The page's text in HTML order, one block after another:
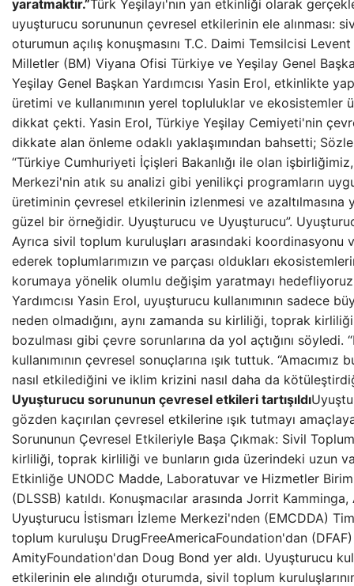
yaratmaktır.”Türk Yeşilayı'nın yan etkinliği olarak
uyuşturucu sorununun çevresel etkilerinin ele alınması:
oturumun açılış konuşmasını T.C. Daimi Temsilcisi
Milletler (BM) Viyana Ofisi Türkiye ve Yeşilay Genel
Yeşilay Genel Başkan Yardımcısı Yasin Erol, etkinlikte
üretimi ve kullanımının yerel topluluklar ve ekosistemler
dikkat çekti. Yasin Erol, Türkiye Yeşilay Cemiyeti'nin
dikkate alan önleme odaklı yaklaşımından bahsetti;
“Türkiye Cumhuriyeti İçişleri Bakanlığı ile olan
Merkezi'nin atık su analizi gibi yenilikçi programların
üretiminin çevresel etkilerinin izlenmesi ve azaltılmasına
güzel bir örneğidir. Uyuşturucu ve Uyuşturucu”.
Ayrıca sivil toplum kuruluşları arasındaki
ederek toplumlarımızın ve parçası oldukları
korumaya yönelik olumlu değişim yaratmayı
Yardımcısı Yasin Erol, uyuşturucu kullanımının sadece
neden olmadığını, aynı zamanda su kirliliği, toprak
bozulması gibi çevre sorunlarına da yol açtığını söyledi.
kullanımının çevresel sonuçlarına ışık tuttuk.
nasıl etkilediğini ve iklim krizini nasıl daha da
Uyuşturucu sorununun çevresel etkileri tartışıldı
gözden kaçırılan çevresel etkilerine ışık tutmayı
Sorununun Çevresel Etkileriyle Başa Çıkmak: Sivil
kirliliği, toprak kirliliği ve bunların gıda üzerindeki uzun
Etkinliğe UNODC Madde, Laboratuvar ve Hizmetler
(DLSSB) katıldı. Konuşmacılar arasında Jorrit
Uyuşturucu İstismarı İzleme Merkezi'nden (EMCDDA)
toplum kuruluşu DrugFreeAmericaFoundation'dan
AmityFoundation'dan Doug Bond yer aldı. Uyuşturucu
etkilerinin ele alındığı oturumda, sivil toplum